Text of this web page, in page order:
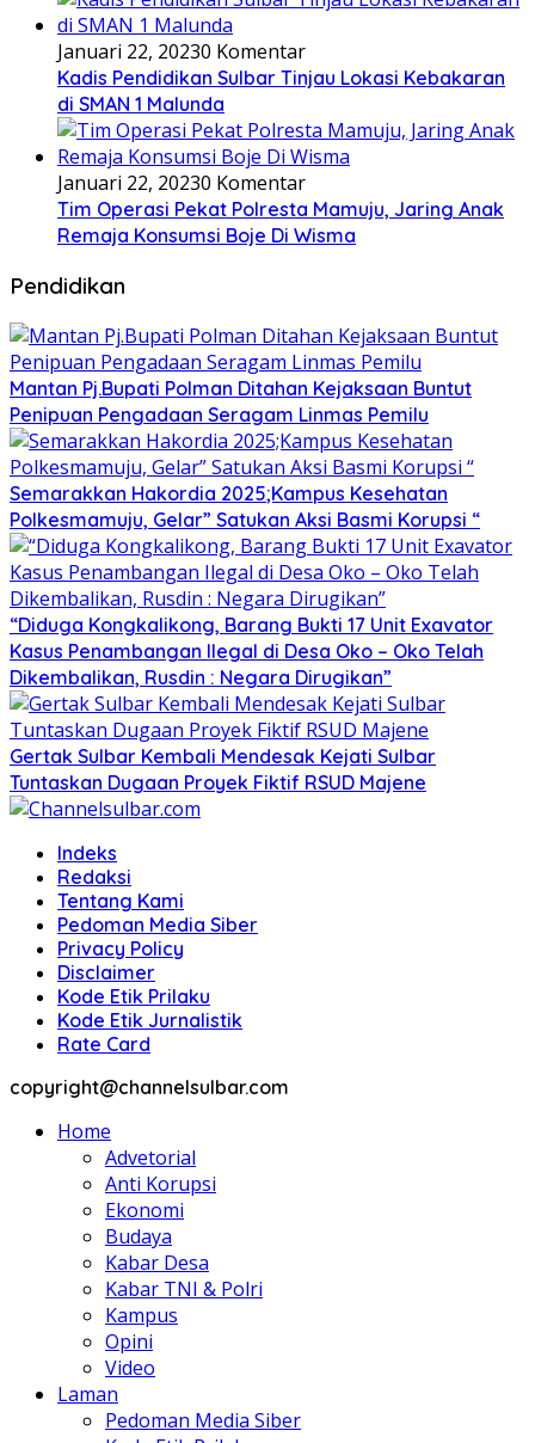
Januari 22, 20230 Komentar
Kadis Pendidikan Sulbar Tinjau Lokasi Kebakaran
di SMAN 1 Malunda
Januari 22, 20230 Komentar
Tim Operasi Pekat Polresta Mamuju, Jaring Anak
Remaja Konsumsi Boje Di Wisma
Pendidikan
Mantan Pj.Bupati Polman Ditahan Kejaksaan Buntut
Penipuan Pengadaan Seragam Linmas Pemilu
Semarakkan Hakordia 2025;Kampus Kesehatan
Polkesmamuju, Gelar” Satukan Aksi Basmi Korupsi “
“Diduga Kongkalikong, Barang Bukti 17 Unit Exavator
Kasus Penambangan Ilegal di Desa Oko – Oko Telah
Dikembalikan, Rusdin : Negara Dirugikan”
Gertak Sulbar Kembali Mendesak Kejati Sulbar
Tuntaskan Dugaan Proyek Fiktif RSUD Majene
Indeks
Redaksi
Tentang Kami
Pedoman Media Siber
Privacy Policy
Disclaimer
Kode Etik Prilaku
Kode Etik Jurnalistik
Rate Card
copyright@channelsulbar.com
Home
Advetorial
Anti Korupsi
Ekonomi
Budaya
Kabar Desa
Kabar TNI & Polri
Kampus
Opini
Video
Laman
Pedoman Media Siber